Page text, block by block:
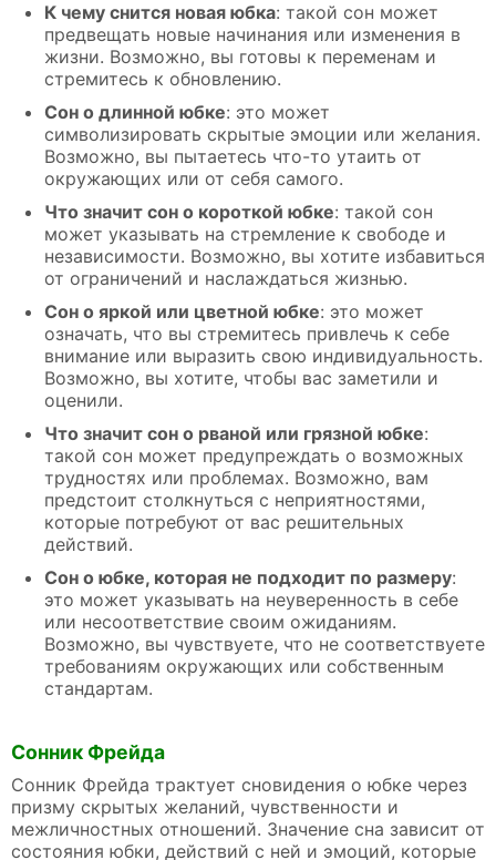
К чему снится новая юбка: такой сон может
предвещать новые начинания или изменения в
жизни. Возможно, вы готовы к переменам и
стремитесь к обновлению.
Сон о длинной юбке: это может
символизировать скрытые эмоции или желания.
Возможно, вы пытаетесь что-то утаить от
окружающих или от себя самого.
Что значит сон о короткой юбке: такой сон
может указывать на стремление к свободе и
независимости. Возможно, вы хотите избавиться
от ограничений и наслаждаться жизнью.
Сон о яркой или цветной юбке: это может
означать, что вы стремитесь привлечь к себе
внимание или выразить свою индивидуальность.
Возможно, вы хотите, чтобы вас заметили и
оценили.
Что значит сон о рваной или грязной юбке:
такой сон может предупреждать о возможных
трудностях или проблемах. Возможно, вам
предстоит столкнуться с неприятностями,
которые потребуют от вас решительных
действий.
Сон о юбке, которая не подходит по размеру:
это может указывать на неуверенность в себе
или несоответствие своим ожиданиям.
Возможно, вы чувствуете, что не соответствуете
требованиям окружающих или собственным
стандартам.
Сонник Фрейда
Сонник Фрейда трактует сновидения о юбке через
призму скрытых желаний, чувственности и
межличностных отношений. Значение сна зависит от
состояния юбки, действий с ней и эмоций, которые